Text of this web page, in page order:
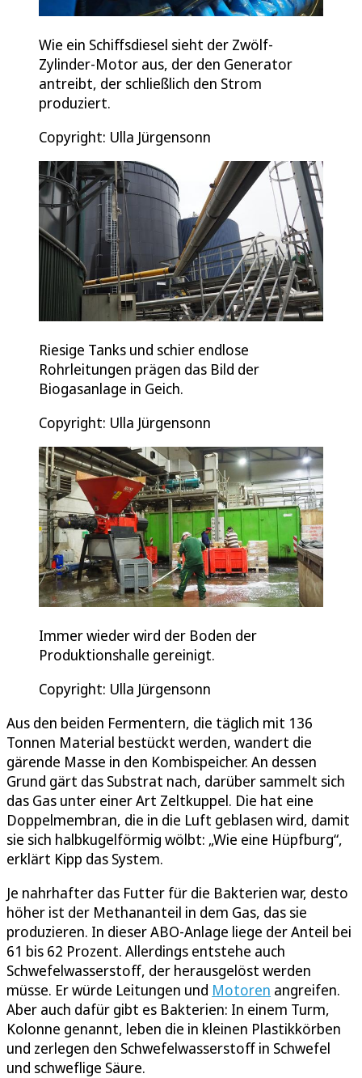
Wie ein Schiffsdiesel sieht der Zwölf-
Zylinder-Motor aus, der den Generator
antreibt, der schließlich den Strom
produziert.
Copyright: Ulla Jürgensonn
Riesige Tanks und schier endlose
Rohrleitungen prägen das Bild der
Biogasanlage in Geich.
Copyright: Ulla Jürgensonn
Immer wieder wird der Boden der
Produktionshalle gereinigt.
Copyright: Ulla Jürgensonn
Aus den beiden Fermentern, die täglich mit 136
Tonnen Material bestückt werden, wandert die
gärende Masse in den Kombispeicher. An dessen
Grund gärt das Substrat nach, darüber sammelt sich
das Gas unter einer Art Zeltkuppel. Die hat eine
Doppelmembran, die in die Luft geblasen wird, damit
sie sich halbkugelförmig wölbt: „Wie eine Hüpfburg“,
erklärt Kipp das System.
Je nahrhafter das Futter für die Bakterien war, desto
höher ist der Methananteil in dem Gas, das sie
produzieren. In dieser ABO-Anlage liege der Anteil bei
61 bis 62 Prozent. Allerdings entstehe auch
Schwefelwasserstoff, der herausgelöst werden
müsse. Er würde Leitungen und Motoren angreifen.
Aber auch dafür gibt es Bakterien: In einem Turm,
Kolonne genannt, leben die in kleinen Plastikkörben
und zerlegen den Schwefelwasserstoff in Schwefel
und schweflige Säure.